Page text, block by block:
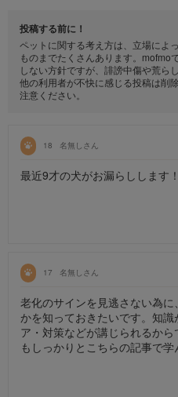
投稿する前に！
ペットに関する考え方は、立場によ
ものまでたくさんあります。mofmo
しない方針ですが、誹謗中傷や荒ら
他の利用者が不快に感じる投稿は削
注意ください。
18 名無しさん
最近9才の犬がお漏らしします
17 名無しさん
老化のサインを見逃さない為
かを知っておきたいです。知
ア・対策などが講じられるか
もしっかりとこちらの記事で学